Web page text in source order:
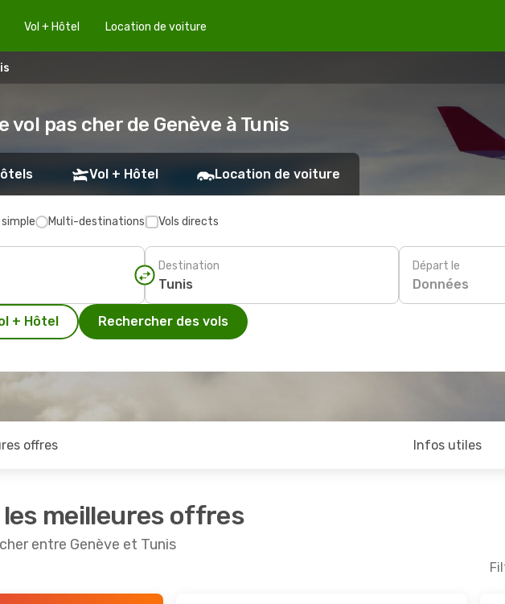
Vol + Hôtel Location de voiture
vol pas cher de Genève à Tunis
Vol + Hôtel Location de voiture
Multi-destinations Vols directs
Destination Départ le
Données
+ Hôtel Rechercher des vols
offres Infos utiles
meilleures offres
entre Genève et Tunis